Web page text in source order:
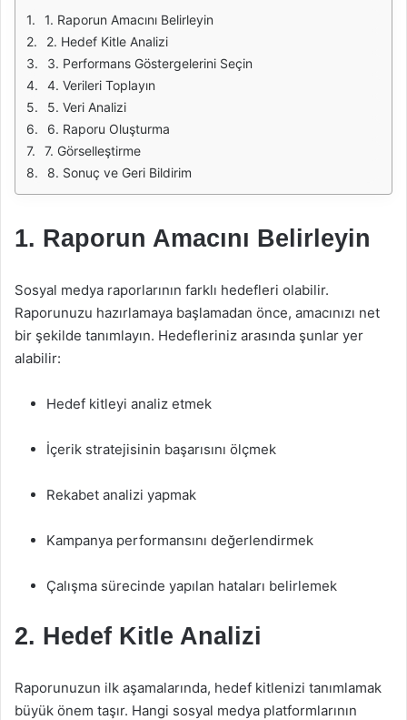
1. Raporun Amacını Belirleyin
2. Hedef Kitle Analizi
3. Performans Göstergelerini Seçin
4. Verileri Toplayın
5. Veri Analizi
6. Raporu Oluşturma
7. Görselleştirme
8. Sonuç ve Geri Bildirim
1. Raporun Amacını Belirleyin
Sosyal medya raporlarının farklı hedefleri olabilir.
Raporunuzu hazırlamaya başlamadan önce, amacınızı net
bir şekilde tanımlayın. Hedefleriniz arasında şunlar yer
alabilir:
Hedef kitleyi analiz etmek
İçerik stratejisinin başarısını ölçmek
Rekabet analizi yapmak
Kampanya performansını değerlendirmek
Çalışma sürecinde yapılan hataları belirlemek
2. Hedef Kitle Analizi
Raporunuzun ilk aşamalarında, hedef kitlenizi tanımlamak
büyük önem taşır. Hangi sosyal medya platformlarının